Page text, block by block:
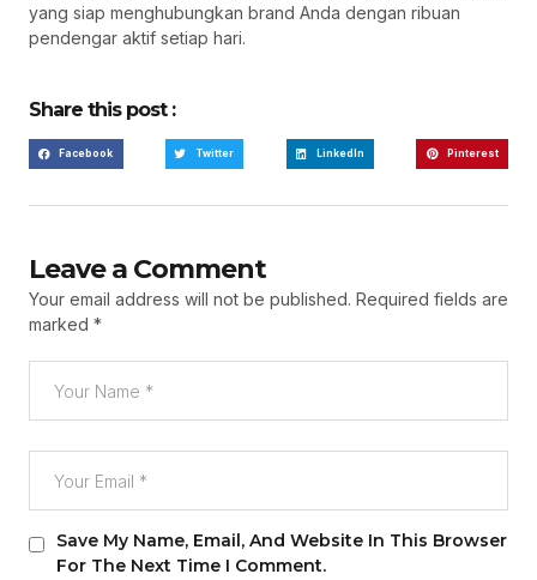
yang siap menghubungkan brand Anda dengan ribuan
pendengar aktif setiap hari.
Share this post :
Facebook Twitter LinkedIn Pinterest
Leave a Comment
Your email address will not be published. Required fields are
marked *
Save My Name, Email, And Website In This Browser
For The Next Time I Comment.